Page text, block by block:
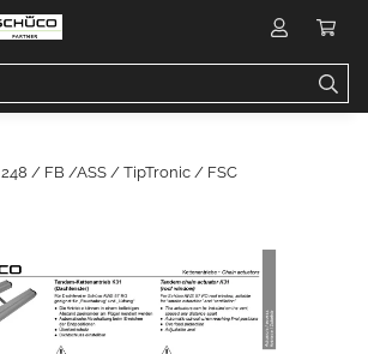
248 / FB /ASS / TipTronic / FSC